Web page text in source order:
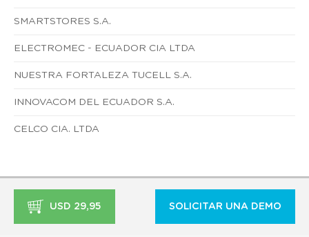
SMARTSTORES S.A.
ELECTROMEC - ECUADOR CIA LTDA
NUESTRA FORTALEZA TUCELL S.A.
INNOVACOM DEL ECUADOR S.A.
CELCO CIA. LTDA
USD 29,95 SOLICITAR UNA DEMO